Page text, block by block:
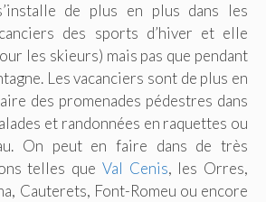
de plus en plus dans les
des sports d’hiver et elle
les skieurs) mais pas que pendant
Les vacanciers sont de plus en
des promenades pédestres dans
et randonnées en raquettes ou
On peut en faire dans de très
telles que Val Cenis, les Orres,
Cauterets, Font-Romeu ou encore